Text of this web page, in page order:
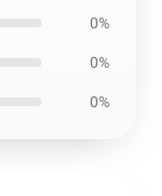
0%
0%
0%